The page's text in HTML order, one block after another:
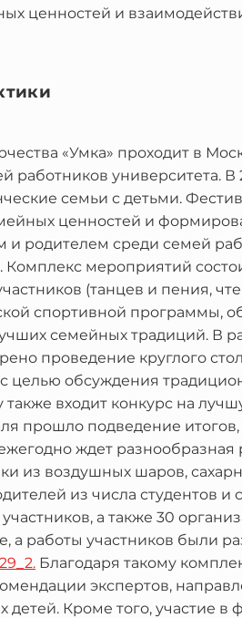
ценностей и
«Умка» проходит в
работников университета.
семьи с детьми.
ценностей и
родителем среди семей
Комплекс мероприятий
(танцев и пения,
спортивной программы,
семейных традиций. В
проведение круглого
с целью обсуждения
входит конкурс на
прошло подведение
ждет разнообразная
из воздушных шаров,
из числа студентов и
а также 30
а работы участников были
Благодаря такому
экспертов,
Кроме того, участие в